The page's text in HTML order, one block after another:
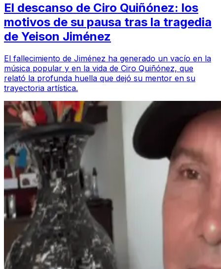
El descanso de Ciro Quiñónez: los
motivos de su pausa tras la tragedia
de Yeison Jiménez
El fallecimiento de Jiménez ha generado un vacío en la
música popular y en la vida de Ciro Quiñónez, que
relató la profunda huella que dejó su mentor en su
trayectoria artística.